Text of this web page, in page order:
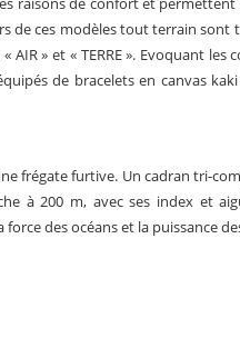
de ces modèles tout terrain sont
» et « TERRE ». Evoquant les
de bracelets en canvas
frégate furtive. Un cadran tri-
à 200 m, avec ses index et
des océans et la puissance